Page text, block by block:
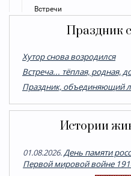
Праздник
Хутор снова возродился
Встреча... тёплая, родная,
Праздник, объединяющий
Истории
01.08.2026.День памяти
Первой мировой войне